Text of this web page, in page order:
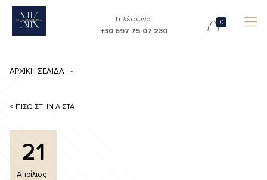
Τηλέφωνο:
+30 697 75 07 230
0
ΑΡΧΙΚΗ ΣΕΛΙΔΑ
< ΠΙΣΩ ΣΤΗΝ ΛΙΣΤΑ
21
Απρίλιος